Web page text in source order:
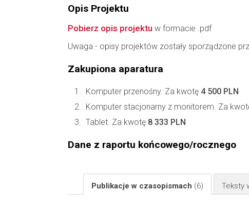
Opis Projektu
Pobierz opis projektu w formacie .pdf
Uwaga - opisy projektów zostały sporządzone
Zakupiona aparatura
Komputer przenośny. Za kwotę 4 500 PLN
Komputer stacjonarny z monitorem. Za
Tablet. Za kwotę 8 333 PLN
Dane z raportu końcowego/rocznego
Publikacje w czasopismach (6) Teksty